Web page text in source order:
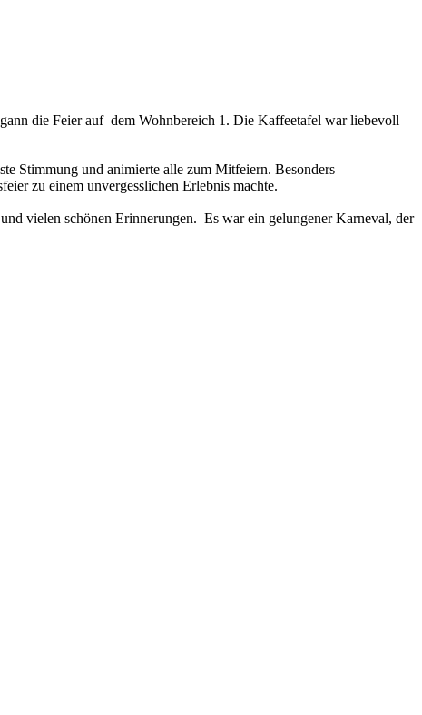
die Feier auf dem Wohnbereich 1. Die Kaffeetafel war liebevoll
Stimmung und animierte alle zum Mitfeiern. Besonders
zu einem unvergesslichen Erlebnis machte.
vielen schönen Erinnerungen. Es war ein gelungener Karneval, der